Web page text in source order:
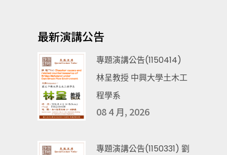
最新演講公告
專題演講公告(1150414)
林呈教授 中興大學土木工
程學系
08 4 月, 2026
專題演講公告(1150331) 劉